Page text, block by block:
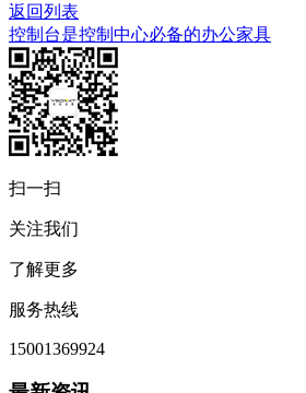
返回列表
控制台是控制中心必备的办公家具
扫一扫
关注我们
了解更多
服务热线
15001369924